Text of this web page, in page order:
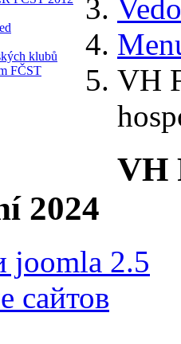
klubů
FČST
VH
VH
2024
joomla 2.5
сайтов